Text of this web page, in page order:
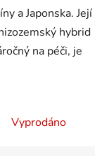
a Japonska. Její
hybrid
na péči, je
Vyprodáno